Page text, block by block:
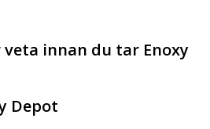
veta innan du tar Enoxy
Depot